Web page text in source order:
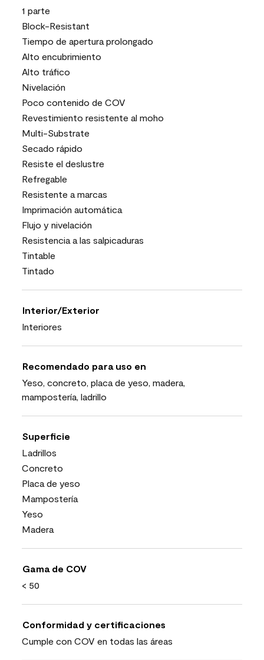
1 parte
Block-Resistant
Tiempo de apertura prolongado
Alto encubrimiento
Alto tráfico
Nivelación
Poco contenido de COV
Revestimiento resistente al moho
Multi-Substrate
Secado rápido
Resiste el deslustre
Refregable
Resistente a marcas
Imprimación automática
Flujo y nivelación
Resistencia a las salpicaduras
Tintable
Tintado
Interior/Exterior
Interiores
Recomendado para uso en
Yeso, concreto, placa de yeso, madera,
mampostería, ladrillo
Superficie
Ladrillos
Concreto
Placa de yeso
Mampostería
Yeso
Madera
Gama de COV
< 50
Conformidad y certificaciones
Cumple con COV en todas las áreas